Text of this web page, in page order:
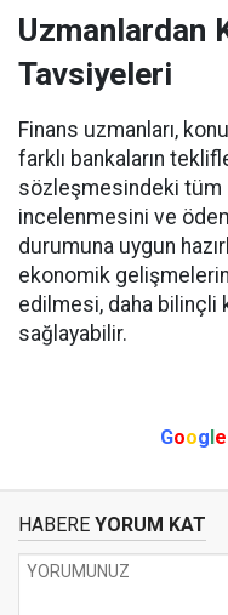
Uzmanlardan
Tavsiyeleri
Finans uzmanları,
farklı bankaların
sözleşmesindeki tüm
incelenmesini ve
durumuna uygun
ekonomik
edilmesi, daha bilinçli
sağlayabilir.
Google
HABERE YORUM KAT